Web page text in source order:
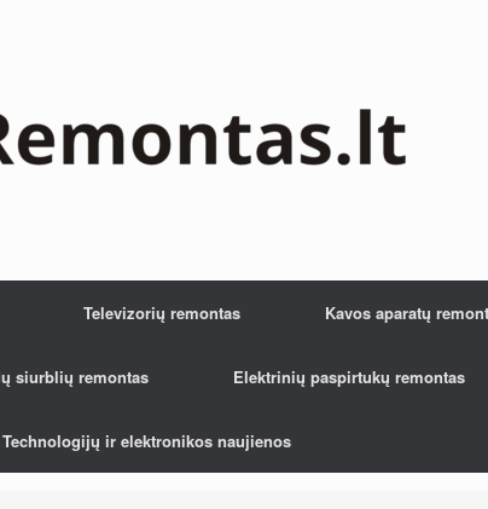
Televizorių remontas Kavos aparatų
siurblių remontas Elektrinių paspirtukų remontas
Technologijų ir elektronikos naujienos